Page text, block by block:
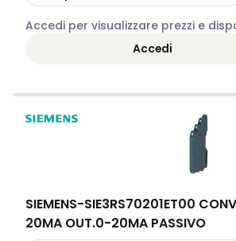
Accedi per visualizzare prezzi e
Accedi
SIEMENS-SIE3RS70201ET00
20MA OUT.0-20MA PASSIVO